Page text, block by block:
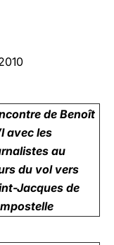
de Benoît
avec les
au
du vol vers
Jacques de